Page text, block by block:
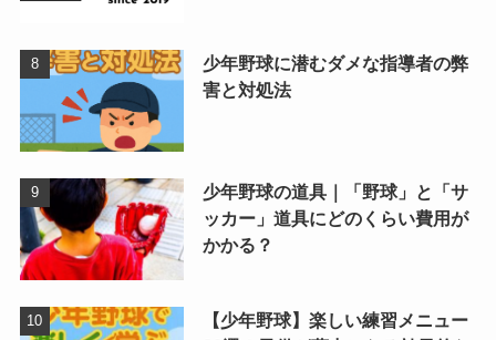
少年野球に潜むダメな指導者の弊
害と対処法
少年野球の道具｜「野球」と「サ
ッカー」道具にどのくらい費用が
かかる？
【少年野球】楽しい練習メニュー